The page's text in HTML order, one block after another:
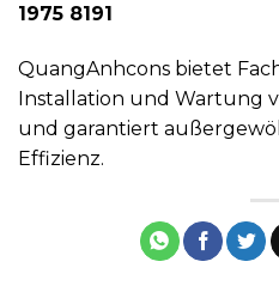
1975 8191
QuangAnhcons bietet
Installation und Wartung
und garantiert
Effizienz.